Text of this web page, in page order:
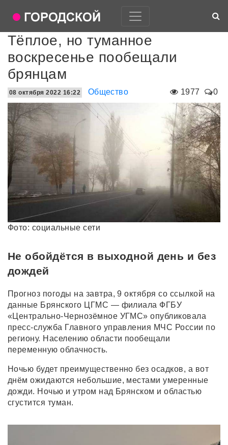
Тёплое, но туманное
воскресенье пообещали
брянцам
1977 0
08 октября 2022 16:22 Общество
Фото: социальные сети
Не обойдётся в выходной день и без
дождей
Прогноз погоды на завтра, 9 октября со ссылкой на
данные Брянского ЦГМС — филиала ФГБУ
«Центрально-Чернозёмное УГМС» опубликовала
пресс-служба Главного управления МЧС России по
региону. Населению области пообещали
переменную облачность.
Ночью будет преимущественно без осадков, а вот
днём ожидаются небольшие, местами умеренные
дожди. Ночью и утром над Брянском и областью
сгустится туман.